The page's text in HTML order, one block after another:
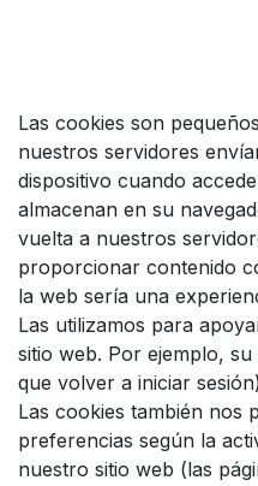
Las cookies son
nuestros servidores
dispositivo cuando
almacenan en su
vuelta a nuestros
proporcionar contenido
la web sería una
Las utilizamos para
sitio web. Por ejemplo,
que volver a iniciar
Las cookies también nos
preferencias según la
nuestro sitio web (las